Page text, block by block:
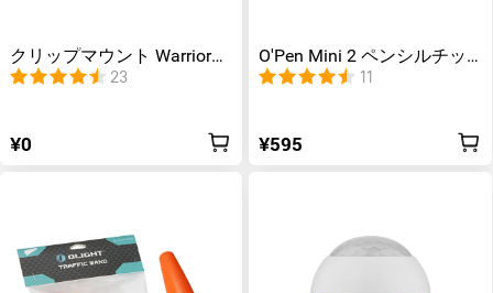
クリップマウント Warrior
Mini 3およびWarrior Nano用
アクセサリー
23
¥0
O'Pen Mini 2 ペンシルチッ
プ 8 個
11
¥595